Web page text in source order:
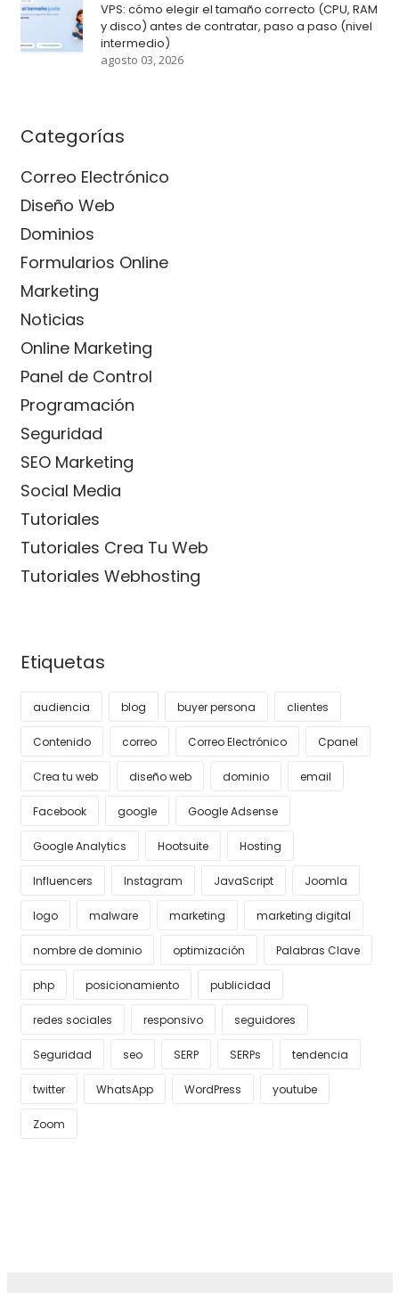
VPS: cómo elegir el tamaño correcto (CPU, RAM
y disco) antes de contratar, paso a paso (nivel
intermedio)
agosto 03, 2026
Categorías
Correo Electrónico
Diseño Web
Dominios
Formularios Online
Marketing
Noticias
Online Marketing
Panel de Control
Programación
Seguridad
SEO Marketing
Social Media
Tutoriales
Tutoriales Crea Tu Web
Tutoriales Webhosting
Etiquetas
audiencia blog buyer persona clientes
Contenido correo Correo Electrónico Cpanel
Crea tu web diseño web dominio email
Facebook google Google Adsense
Google Analytics Hootsuite Hosting
Influencers Instagram JavaScript Joomla
logo malware marketing marketing digital
nombre de dominio optimización Palabras Clave
php posicionamiento publicidad
redes sociales responsivo seguidores
Seguridad seo SERP SERPs tendencia
twitter WhatsApp WordPress youtube
Zoom